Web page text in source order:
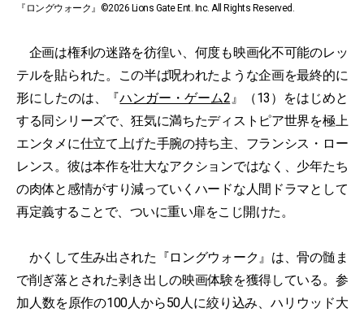
『ロングウォーク』©2026 Lions Gate Ent. Inc. All Rights Reserved.
企画は権利の迷路を彷徨い、何度も映画化不可能のレッ
テルを貼られた。この半ば呪われたような企画を最終的に
形にしたのは、『ハンガー・ゲーム2』（13）をはじめと
する同シリーズで、狂気に満ちたディストピア世界を極上
エンタメに仕立て上げた手腕の持ち主、フランシス・ロー
レンス。彼は本作を壮大なアクションではなく、少年たち
の肉体と感情がすり減っていくハードな人間ドラマとして
再定義することで、ついに重い扉をこじ開けた。
かくして生み出された『ロングウォーク』は、骨の髄ま
で削ぎ落とされた剥き出しの映画体験を獲得している。参
加人数を原作の100人から50人に絞り込み、ハリウッド大